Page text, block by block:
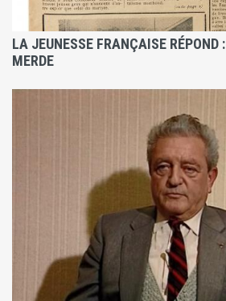
LA JEUNESSE FRANÇAISE RÉPOND :
MERDE